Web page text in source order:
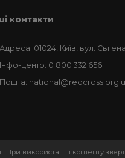
контакти
Адреса: 01024, Київ, вул.
Інфо-центр: 0 800 332 656
Пошта:
При використанні контенту